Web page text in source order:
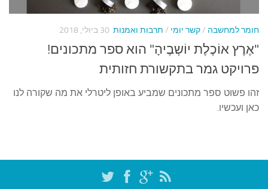
סבתא מספרת
נווה הבלוגים
קשר משפחתי
כתבו אלינו
חומר למחשבה /קשר יומי / תרבות ואמנות 30 ביולי, 2018
"אֶרֶץ אוֹכֶלֶת יוֹשְבֶיהָ" הוא ספר מתכונים!
פרויקט גמר בתקשורת חזותית
זהו פשוט ספר מתכונים שמביע באופן ליטרלי את מה שקורה לנו
כאן ועכשיו.